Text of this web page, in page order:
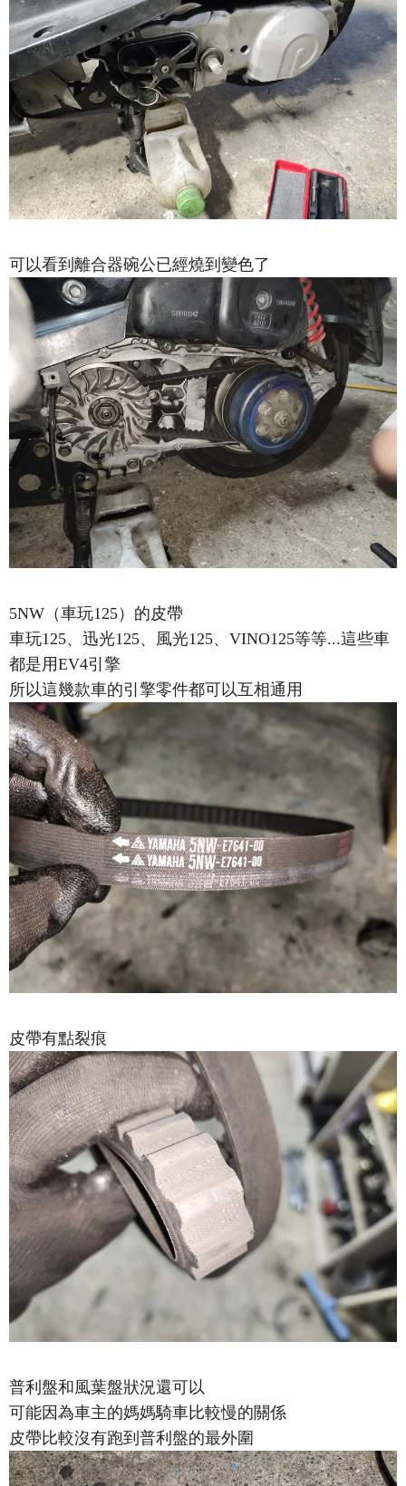
可以看到離合器碗公已經燒到變色了
5NW（車玩125）的皮帶
車玩125、迅光125、風光125、VINO125等等...這些車
都是用EV4引擎
所以這幾款車的引擎零件都可以互相通用
皮帶有點裂痕
普利盤和風葉盤狀況還可以
可能因為車主的媽媽騎車比較慢的關係
皮帶比較沒有跑到普利盤的最外圍